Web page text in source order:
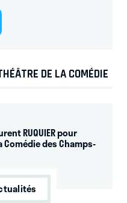
DE LA COMÉDIE
RUQUIER pour
des Champs-